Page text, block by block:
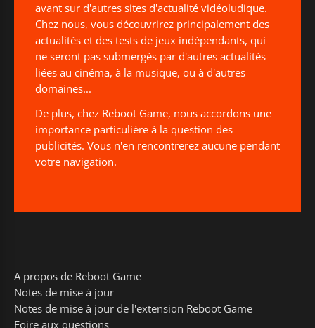
avant sur d'autres sites d'actualité vidéoludique.
Chez nous, vous découvrirez principalement des
actualités et des tests de jeux indépendants, qui
ne seront pas submergés par d'autres actualités
liées au cinéma, à la musique, ou à d'autres
domaines...
De plus, chez Reboot Game, nous accordons une
importance particulière à la question des
publicités. Vous n'en rencontrerez aucune pendant
votre navigation.
A propos de Reboot Game
Notes de mise à jour
Notes de mise à jour de l'extension Reboot Game
Foire aux questions